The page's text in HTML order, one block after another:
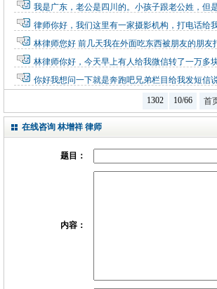
我是广东，老公是四川的。小孩子跟老公姓，但
律师你好，我们这里有一家摄影机构，打电话给
林律师您好 前几天我在外面吃东西被朋友的朋友
林律师你好，今天早上有人给我微信转了一万多
你好我想问一下就是奔跑吧兄弟栏目给我发短信
1302 10/66 首
在线咨询 林增祥 律师
题目：
内容：